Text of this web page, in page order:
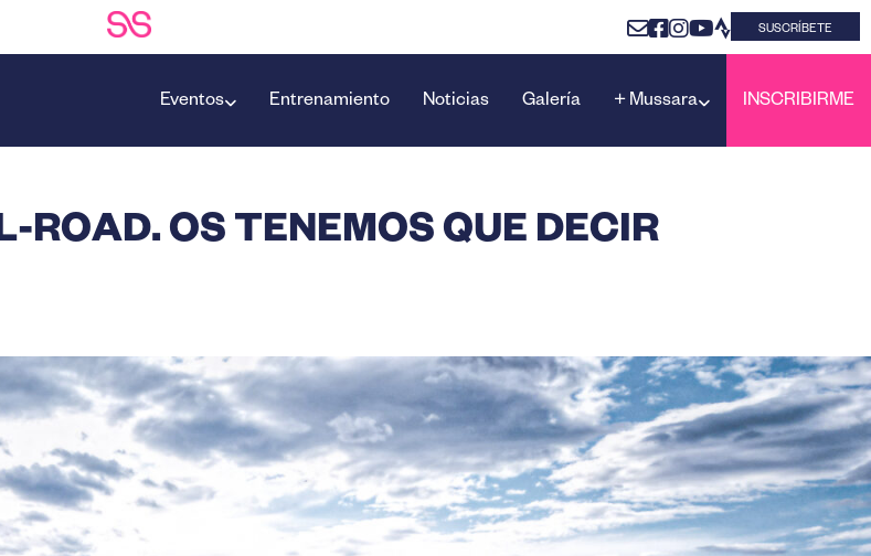
SUSCRÍBETE
Eventos Entrenamiento Noticias Galería + Mussara INSCRIBIRME
OS TENEMOS QUE DECIR